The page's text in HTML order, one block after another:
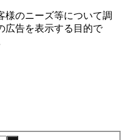
様のニーズ等について調
広告を表⽰する⽬的で